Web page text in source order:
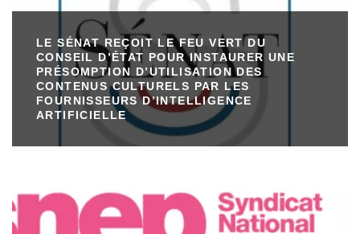
LE SÉNAT REÇOIT LE FEU VERT DU
CONSEIL D’ÉTAT POUR INSTAURER UNE
PRÉSOMPTION D’UTILISATION DES
CONTENUS CULTURELS PAR LES
FOURNISSEURS D’INTELLIGENCE
ARTIFICIELLE